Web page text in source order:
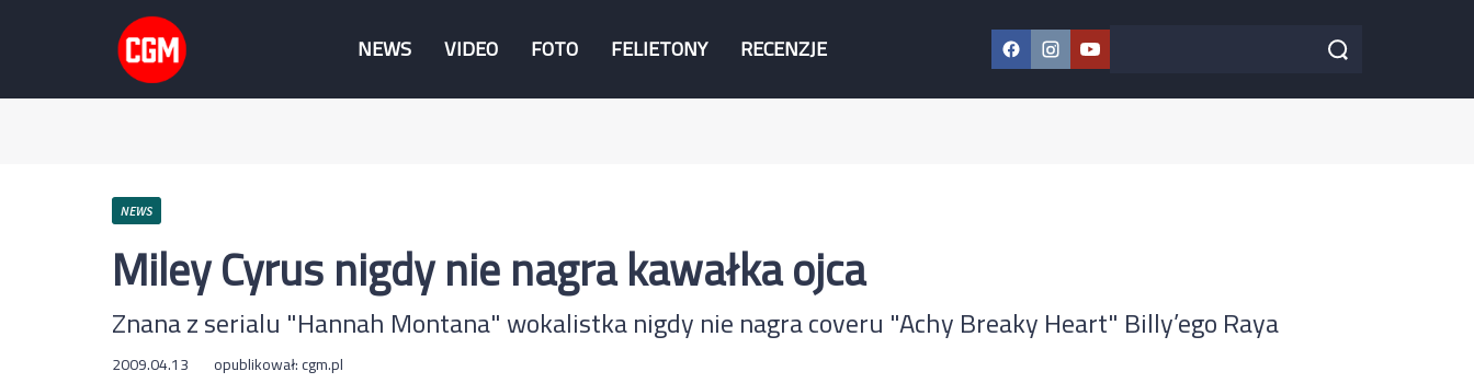
NEWS VIDEO FOTO FELIETONY RECENZJE Facebook
Instagram
YouTube
Szukaj w serwisie Szukaj
NEWS
Miley Cyrus nigdy nie nagra kawałka ojca
Znana z serialu "Hannah Montana" wokalistka nigdy nie nagra coveru "Achy Breaky Heart" Billy’ego Raya
2009.04.13 opublikował:cgm.pl